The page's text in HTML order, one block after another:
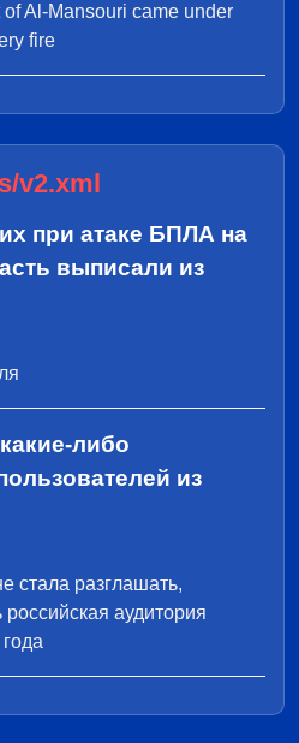
Al-Mansouri came under
fire
v2.xml
при атаке БПЛА на
выписали из
либо
из
стала разглашать,
российская аудитория